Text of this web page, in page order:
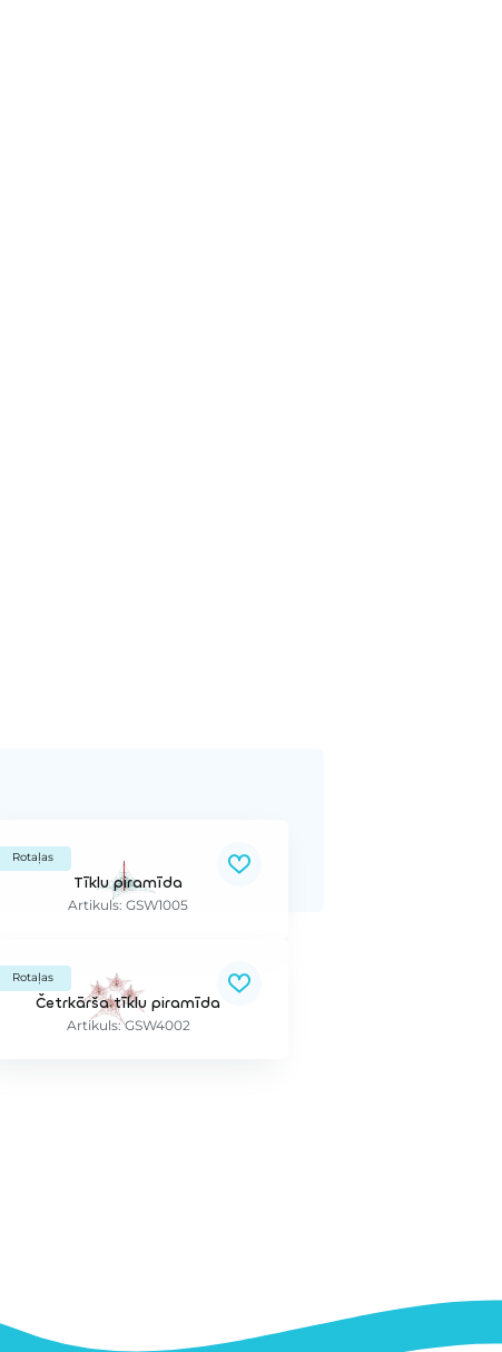
Rotaļas
Tīklu piramīda
Artikuls: GSW1005
Rotaļas
Četrkārša tīklu piramīda
Artikuls: GSW4002